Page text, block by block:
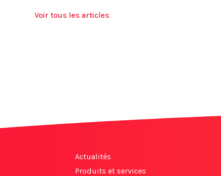
Voir tous les articles
Actualités
Produits et services